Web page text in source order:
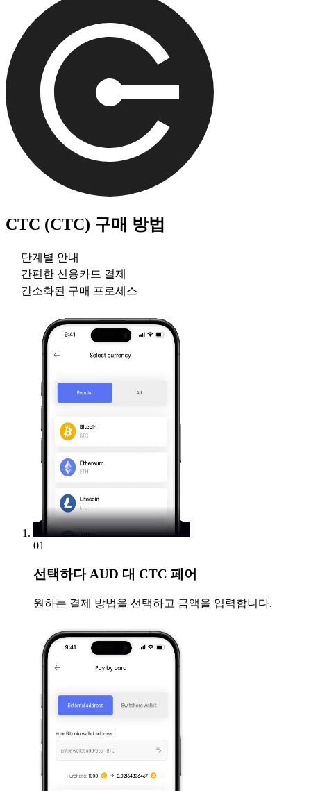
CTC (CTC) 구매 방법
단계별 안내
간편한 신용카드 결제
간소화된 구매 프로세스
01
선택하다AUD 대 CTC 페어
원하는 결제 방법을 선택하고 금액을 입력합니다.